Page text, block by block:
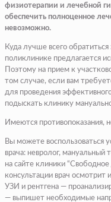
физиотерапии и лечебной
обеспечить полноценное
невозможно.
Куда лучше всего
поликлинике предлагается
Поэтому на прием к
том случае, если вам
для проведения
подыскать клинику
Имеются противопоказания,
Вы можете воспользоваться
врача: невролог, мануальный
на сайте клиники
консультации врач осмотрит
УЗИ и рентгена —
— выпишет необходимые